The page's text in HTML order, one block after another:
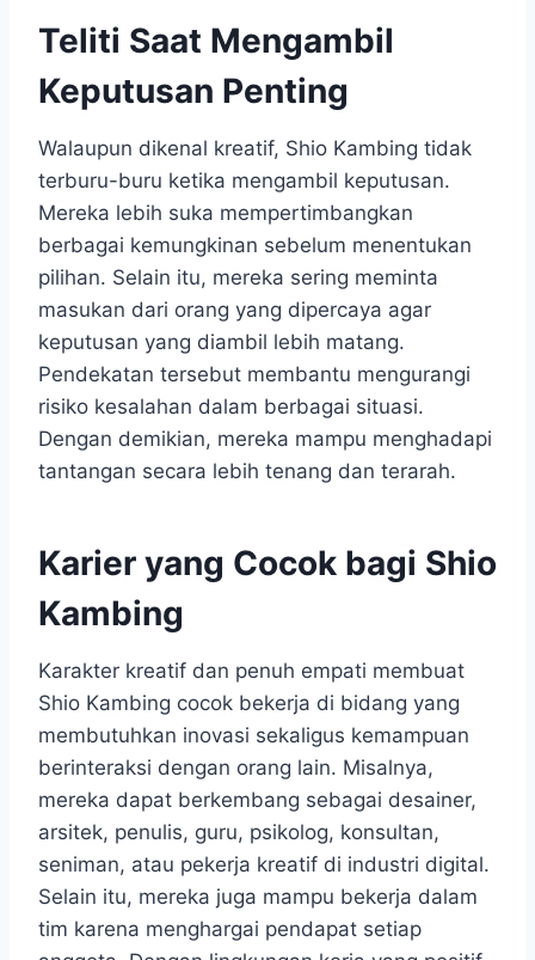
Teliti Saat Mengambil
Keputusan Penting
Walaupun dikenal kreatif, Shio Kambing tidak
terburu-buru ketika mengambil keputusan.
Mereka lebih suka mempertimbangkan
berbagai kemungkinan sebelum menentukan
pilihan. Selain itu, mereka sering meminta
masukan dari orang yang dipercaya agar
keputusan yang diambil lebih matang.
Pendekatan tersebut membantu mengurangi
risiko kesalahan dalam berbagai situasi.
Dengan demikian, mereka mampu menghadapi
tantangan secara lebih tenang dan terarah.
Karier yang Cocok bagi Shio
Kambing
Karakter kreatif dan penuh empati membuat
Shio Kambing cocok bekerja di bidang yang
membutuhkan inovasi sekaligus kemampuan
berinteraksi dengan orang lain. Misalnya,
mereka dapat berkembang sebagai desainer,
arsitek, penulis, guru, psikolog, konsultan,
seniman, atau pekerja kreatif di industri digital.
Selain itu, mereka juga mampu bekerja dalam
tim karena menghargai pendapat setiap